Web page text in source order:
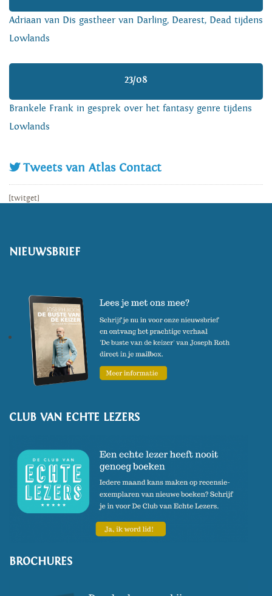
Adriaan van Dis gastheer van Darling, Dearest, Dead tijdens
Lowlands
23/08
Brankele Frank in gesprek over het fantasy genre tijdens
Lowlands
Tweets van Atlas Contact
[twitget]
NIEUWSBRIEF
CLUB VAN ECHTE LEZERS
BROCHURES